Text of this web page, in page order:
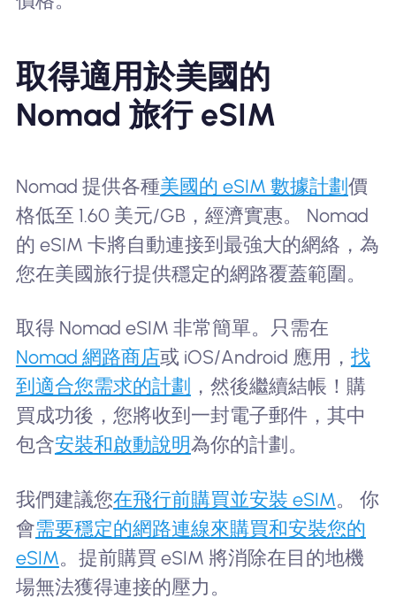
取得適用於美國的
Nomad 旅行 eSIM
Nomad 提供各種美國的 eSIM 數據計劃 價
格低至 1.60 美元/GB，經濟實惠。 Nomad
的 eSIM 卡將自動連接到最強大的網絡，為
您在美國旅行提供穩定的網路覆蓋範圍。
取得 Nomad eSIM 非常簡單。只需在
Nomad 網路商店或 iOS/Android 應用， 找
到適合您需求的計劃 ，然後繼續結帳！購
買成功後，您將收到一封電子郵件，其中
包含安裝和啟動說明為你的計劃。
我們建議您在飛行前購買並安裝 eSIM。 你
會需要穩定的網路連線來購買和安裝您的
eSIM。提前購買 eSIM 將消除在目的地機
場無法獲得連接的壓力。